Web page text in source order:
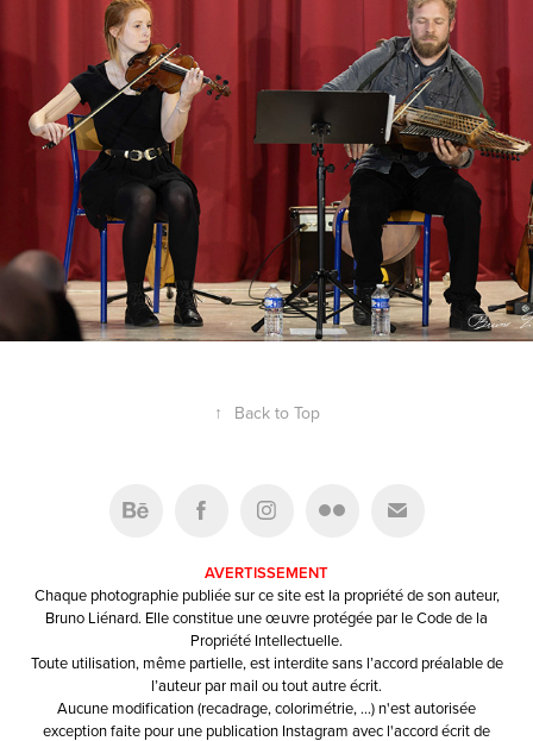
↑ Back to Top
AVERTISSEMENT
Chaque photographie publiée sur ce site est la propriété de son auteur,
Bruno Liénard. Elle constitue une œuvre protégée par le Code de la
Propriété Intellectuelle.
Toute utilisation, même partielle, est interdite sans l’accord préalable de
l’auteur par mail ou tout autre écrit.
Aucune modification (recadrage, colorimétrie, …) n'est autorisée
exception faite pour une publication Instagram avec l'accord écrit de